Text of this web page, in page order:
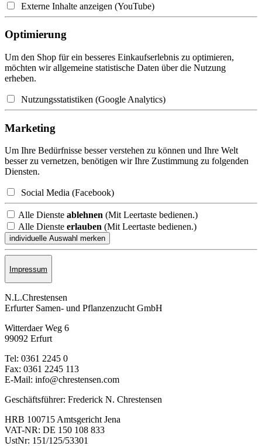
Externe Inhalte anzeigen (YouTube)
Optimierung
Um den Shop für ein besseres Einkaufserlebnis zu optimieren,
möchten wir allgemeine statistische Daten über die Nutzung
erheben.
Nutzungsstatistiken (Google Analytics)
Marketing
Um Ihre Bedürfnisse besser verstehen zu können und Ihre Welt
besser zu vernetzen, benötigen wir Ihre Zustimmung zu folgenden
Diensten.
Social Media (Facebook)
Alle Dienste ablehnen (Mit Leertaste bedienen.)
Alle Dienste erlauben (Mit Leertaste bedienen.)
Impressum
N.L.Chrestensen
Erfurter Samen- und Pflanzen­zucht GmbH
Witterdaer Weg 6
99092 Erfurt
Tel: 0361 2245 0
Fax: 0361 2245 113
E-Mail: info@chrestensen.com
Geschäftsführer: Frederick N. Chrestensen
HRB 100715 Amtsgericht Jena
VAT-NR: DE 150 108 833
UstNr: 151/125/53301